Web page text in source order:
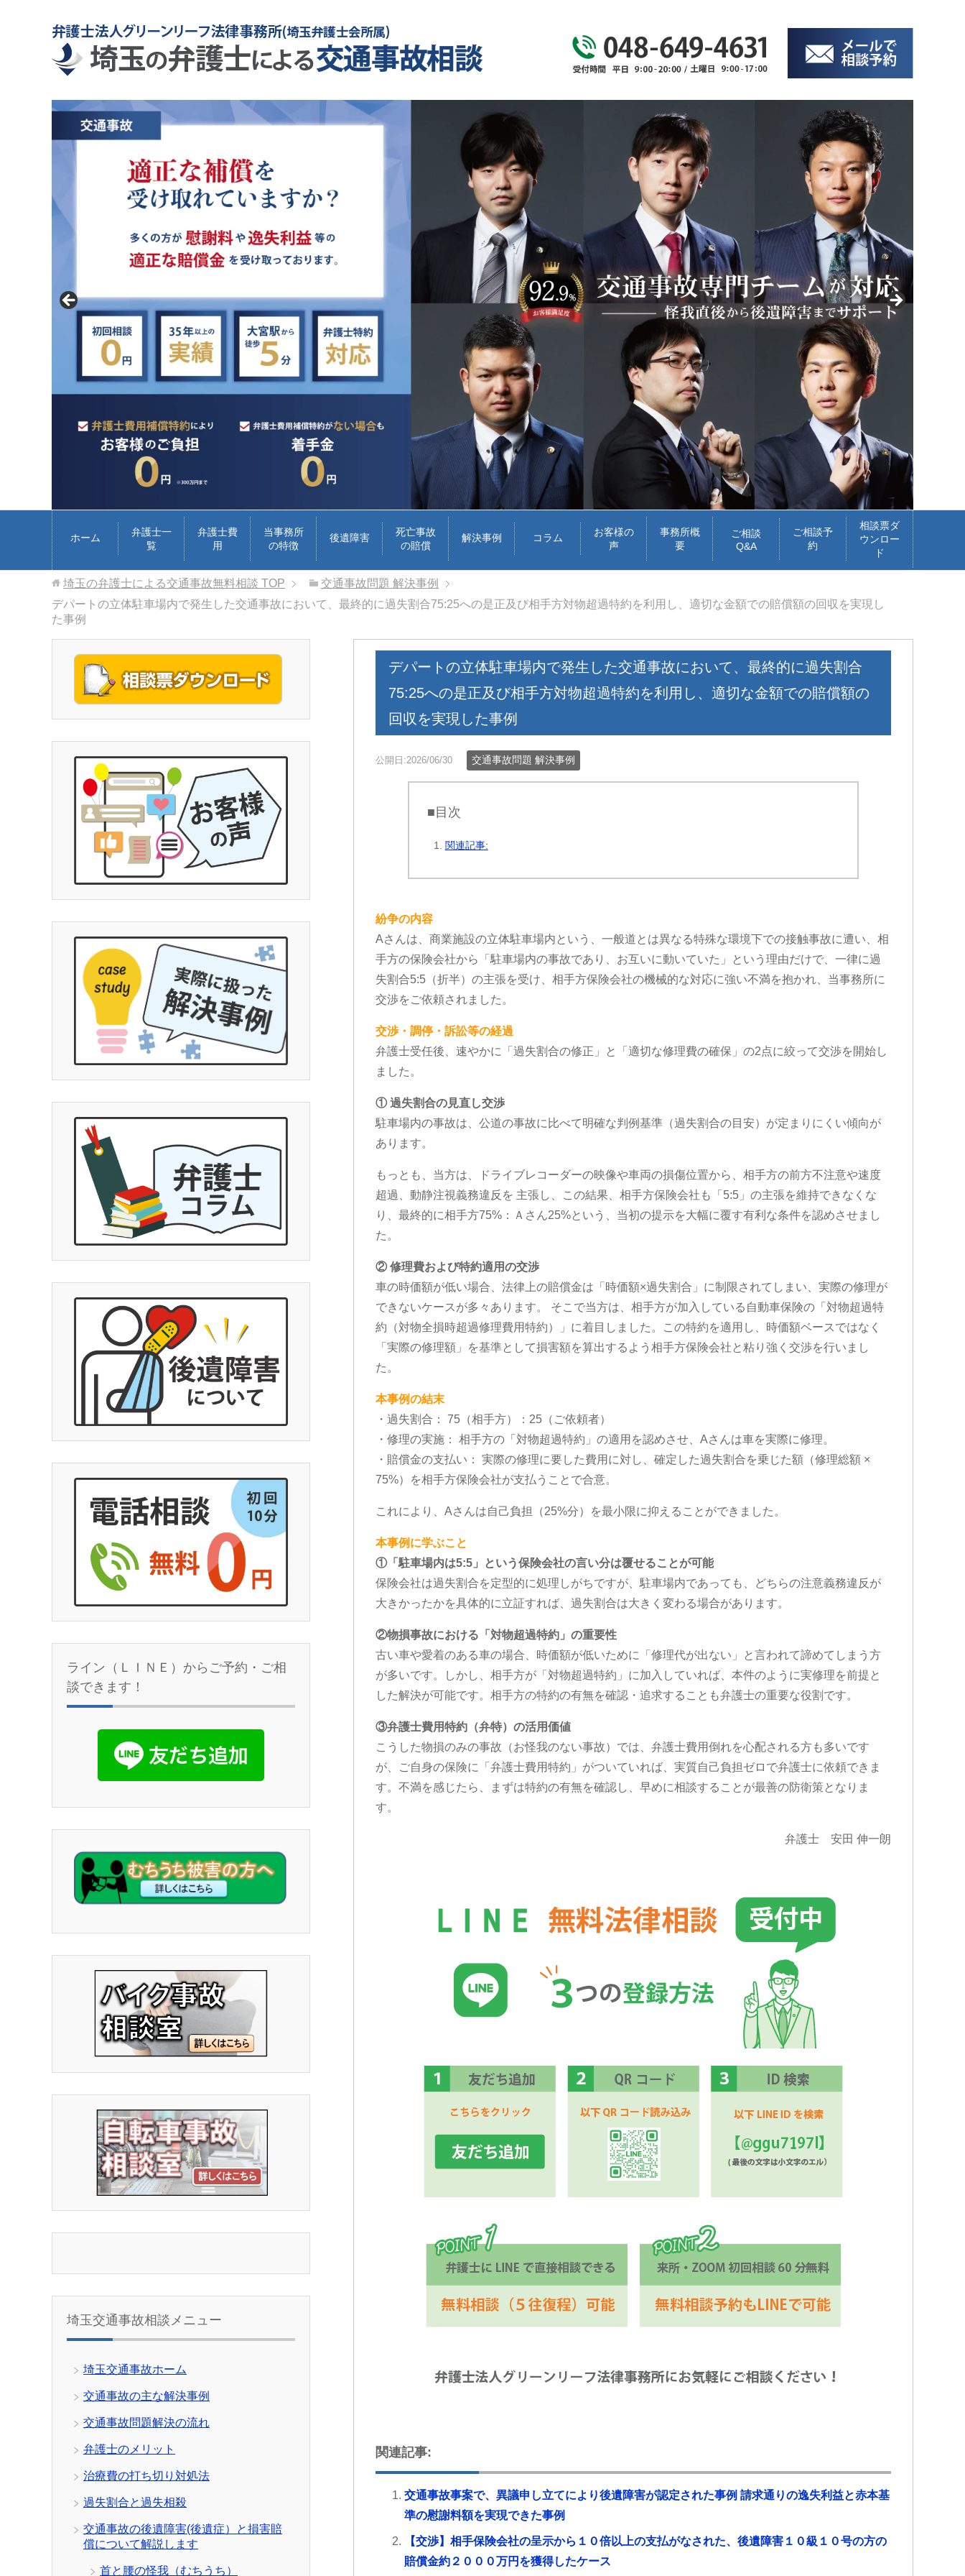
ホーム
弁護士一
覧
弁護士費
用
当事務所
の特徴
後遺障害
死亡事故
の賠償
解決事例 コラム
お客様の
声
事務所概
要
ご相談
Q&A
ご相談予
約
相談票ダ
ウンロー
ド
埼玉の弁護士による交通事故無料相談 TOP
交通事故問題 解決事例
デパートの立体駐車場内で発生した交通事故において、最終的に過失割合75:25への是正及び相手方対物超過特約を利用し、適切な金額での賠償額の回収を実現し
た事例
デパートの立体駐車場内で発生した交通事故において、最終的に過失割合
75:25への是正及び相手方対物超過特約を利用し、適切な金額での賠償額の
回収を実現した事例
公開日:2026/06/30 交通事故問題 解決事例
■目次
関連記事:
紛争の内容
Aさんは、商業施設の立体駐車場内という、一般道とは異なる特殊な環境下での接触事故に遭い、相
手方の保険会社から「駐車場内の事故であり、お互いに動いていた」という理由だけで、一律に過
失割合5:5（折半）の主張を受け、相手方保険会社の機械的な対応に強い不満を抱かれ、当事務所に
交渉をご依頼されました。
交渉・調停・訴訟等の経過
弁護士受任後、速やかに「過失割合の修正」と「適切な修理費の確保」の2点に絞って交渉を開始し
ました。
① 過失割合の見直し交渉
駐車場内の事故は、公道の事故に比べて明確な判例基準（過失割合の目安）が定まりにくい傾向が
あります。
もっとも、当方は、ドライブレコーダーの映像や車両の損傷位置から、相手方の前方不注意や速度
超過、動静注視義務違反を 主張し、この結果、相手方保険会社も「5:5」の主張を維持できなくな
り、最終的に相手方75%：Ａさん25%という、当初の提示を大幅に覆す有利な条件を認めさせまし
た。
② 修理費および特約適用の交渉
車の時価額が低い場合、法律上の賠償金は「時価額×過失割合」に制限されてしまい、実際の修理が
できないケースが多々あります。 そこで当方は、相手方が加入している自動車保険の「対物超過特
約（対物全損時超過修理費用特約）」に着目しました。この特約を適用し、時価額ベースではなく
「実際の修理額」を基準として損害額を算出するよう相手方保険会社と粘り強く交渉を行いまし
た。
本事例の結末
・過失割合： 75（相手方）：25（ご依頼者）
・修理の実施： 相手方の「対物超過特約」の適用を認めさせ、Aさんは車を実際に修理。
・賠償金の支払い： 実際の修理に要した費用に対し、確定した過失割合を乗じた額（修理総額 ×
75%）を相手方保険会社が支払うことで合意。
これにより、Aさんは自己負担（25%分）を最小限に抑えることができました。
本事例に学ぶこと
①「駐車場内は5:5」という保険会社の言い分は覆せることが可能
保険会社は過失割合を定型的に処理しがちですが、駐車場内であっても、どちらの注意義務違反が
大きかったかを具体的に立証すれば、過失割合は大きく変わる場合があります。
②物損事故における「対物超過特約」の重要性
古い車や愛着のある車の場合、時価額が低いために「修理代が出ない」と言われて諦めてしまう方
が多いです。しかし、相手方が「対物超過特約」に加入していれば、本件のように実修理を前提と
した解決が可能です。相手方の特約の有無を確認・追求することも弁護士の重要な役割です。
③弁護士費用特約（弁特）の活用価値
こうした物損のみの事故（お怪我のない事故）では、弁護士費用倒れを心配される方も多いです
が、ご自身の保険に「弁護士費用特約」がついていれば、実質自己負担ゼロで弁護士に依頼できま
す。不満を感じたら、まずは特約の有無を確認し、早めに相談することが最善の防衛策となりま
す。
弁護士 安田 伸一朗
関連記事:
交通事故事案で、異議申し立てにより後遺障害が認定された事例 請求通りの逸失利益と赤本基
準の慰謝料額を実現できた事例
【交渉】相手保険会社の呈示から１０倍以上の支払がなされた、後遺障害１０級１０号の方の
賠償金約２０００万円を獲得したケース
ライン（ＬＩＮＥ）からご予約・ご相
談できます！
埼玉交通事故相談メニュー
埼玉交通事故ホーム
交通事故の主な解決事例
交通事故問題解決の流れ
弁護士のメリット
治療費の打ち切り対処法
過失割合と過失相殺
交通事故の後遺障害(後遺症）と損害賠
償について解説します
首と腰の怪我（むちうち）